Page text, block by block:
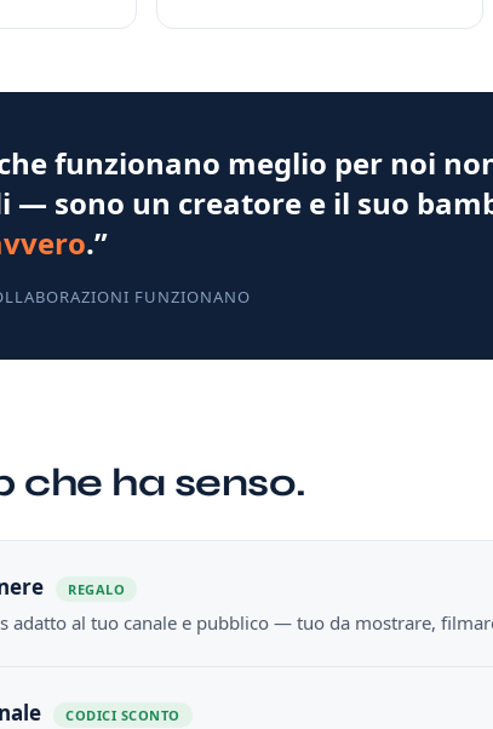
funzionano meglio per noi
— sono un creatore e il suo
.”
FUNZIONANO
che ha senso.
REGALO
adatto al tuo canale e pubblico — tuo da mostrare,
CODICI SCONTO